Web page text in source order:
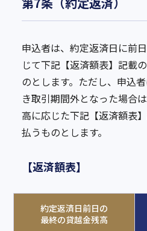
申込者は、約定返済日に前
じて下記【返済額表】記載
のとします。ただし、申込
き取引期間外となった場合
高に応じた下記【返済額表
払うものとします。
【返済額表】
約定返済日前日の
最終の貸越金残高